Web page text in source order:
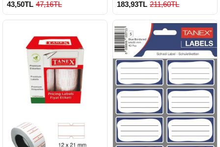
43,50TL 47,16TL 183,93TL 211,60TL